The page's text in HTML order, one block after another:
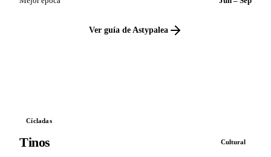
Ver guía de Astypalea
Cícladas
Tinos Cultural